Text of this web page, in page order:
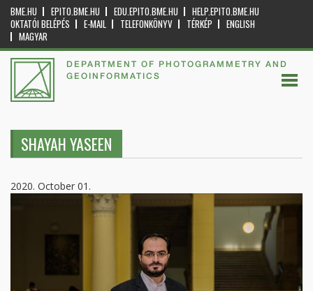
BME.HU EPITO.BME.HU EDU.EPITO.BME.HU
HELP.EPITO.BME.HU
OKTATÓI BELÉPÉS
E-MAIL TELEFONKÖNYV TÉRKÉP
ENGLISH
MAGYAR
DEPARTMENT OF PHOTOGRAMMETRY AND
GEOINFORMATICS
SHAYAH YASEEN
2020. October 01.